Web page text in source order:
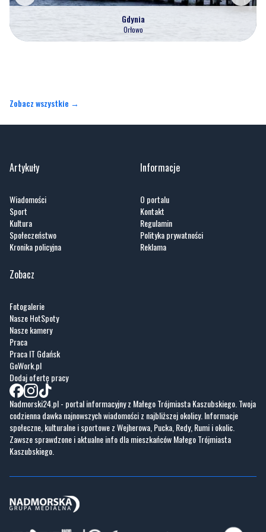
Gdynia
Orłowo
Zobacz wszystkie →
Artykuły
Wiadomości
Sport
Kultura
Społeczeństwo
Kronika policyjna
Informacje
O portalu
Kontakt
Regulamin
Polityka prywatności
Reklama
Zobacz
Fotogalerie
Nasze HotSpoty
Nasze kamery
Praca
Praca IT Gdańsk
GoWork.pl
Dodaj ofertę pracy
Nadmorski24.pl - portal informacyjny z Małego Trójmiasta Kaszubskiego. Twoja
codzienna dawka najnowszych wiadomości z najbliższej okolicy. Informacje
społeczne, kulturalne i sportowe z Wejherowa, Pucka, Redy, Rumi i okolic.
Zawsze sprawdzone i aktualne info dla mieszkańców Małego Trójmiasta
Kaszubskiego.